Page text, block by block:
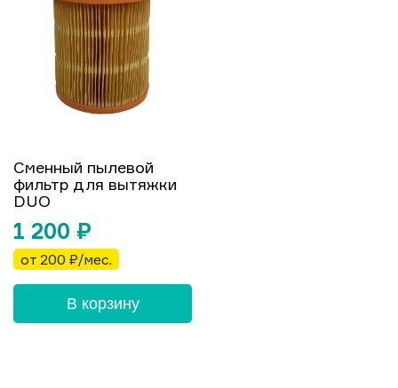
Сменный пылевой
фильтр для вытяжки
DUO
1 200 ₽
от 200 ₽/мес.
В корзину